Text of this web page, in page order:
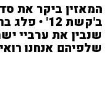
המאזין ביקר את
ב'קשת 12'
שנבין את ערביי
שלפיהם אנחנו